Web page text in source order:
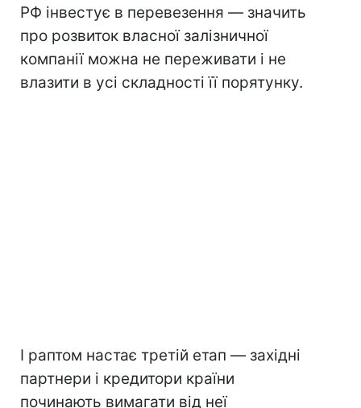
РФ інвестує в перевезення — значить
про розвиток власної залізничної
компанії можна не переживати і не
влазити в усі складності її порятунку.
І раптом настає третій етап — західні
партнери і кредитори країни
починають вимагати від неї